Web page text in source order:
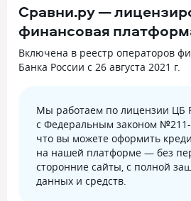
Сравни.ру —
финансовая
Включена в реестр операторов
Банка России с 26 августа 2021 г.
Мы работаем по лицензии ЦБ
с Федеральным законом №211-
что вы можете оформить
на нашей платформе — без
сторонние сайты, с полной
данных и средств.